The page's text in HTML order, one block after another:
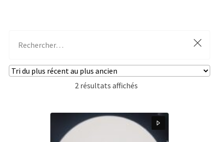
2 résultats affichés
plus
récent